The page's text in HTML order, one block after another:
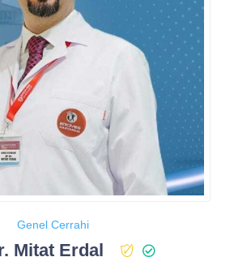
Genel Cerrahi
Mitat Erdal